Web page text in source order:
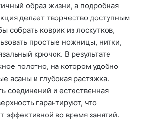
образ жизни, а подробная
делает творчество доступным
собрать коврик из лоскутков,
простые ножницы, нитки,
крючок. В результате
полотно, на котором удобно
асаны и глубокая растяжка.
соединений и естественная
гарантируют, что
эффективной во время занятий.